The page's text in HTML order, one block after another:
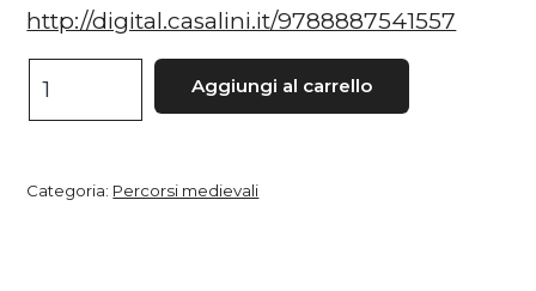
http://digital.casalini.it/9788887541557
quam
erant
Aggiungi al carrello
Categoria: Percorsi medievali